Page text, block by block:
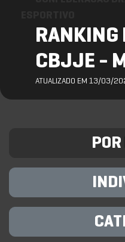
RANKING
CBJJE -
ATUALIZADO EM 13/03/